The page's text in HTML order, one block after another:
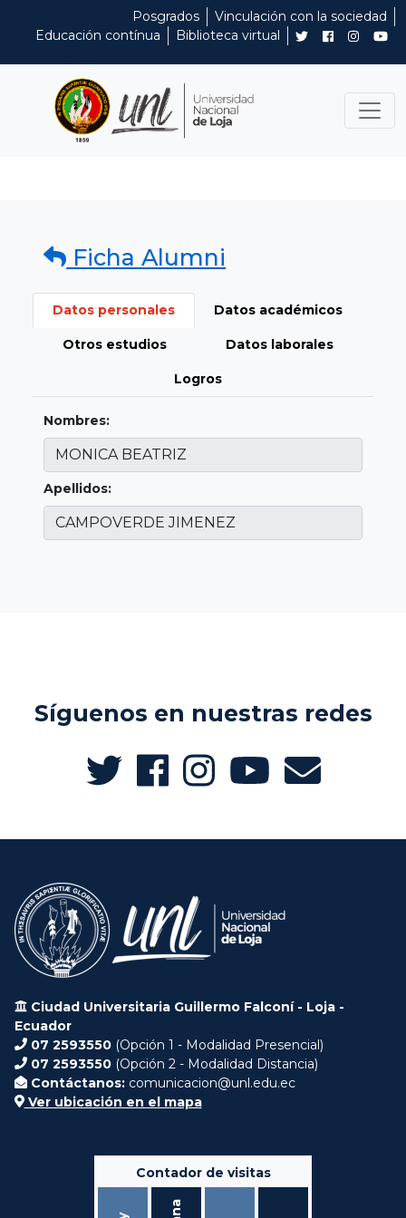
Posgrados
Vinculación con la sociedad
Educación contínua
Biblioteca virtual
Ficha Alumni
Datos personales Datos académicos
Otros estudios Datos laborales
Logros
Nombres:
Apellidos:
Síguenos en nuestras redes
Ciudad Universitaria Guillermo Falconí - Loja -
Ecuador
07 2593550 (Opción 1 - Modalidad Presencial)
07 2593550 (Opción 2 - Modalidad Distancia)
Contáctanos: comunicacion@unl.edu.ec
Ver ubicación en el mapa
Contador de visitas